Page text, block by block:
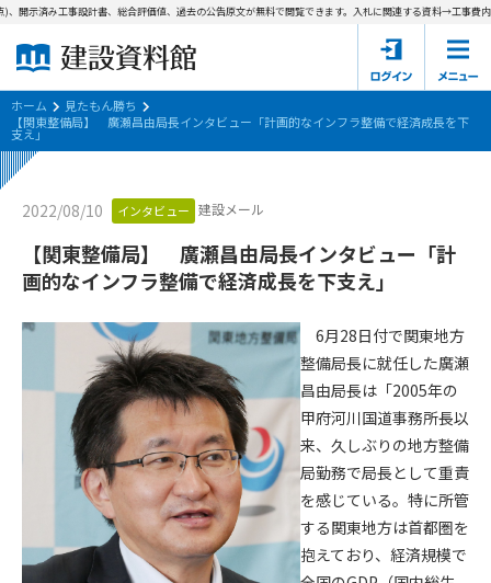
建設資料館とは
東京都の入札資料
国土交通省の入札資料
見たもん勝ち
会員登録について
サポーター会員一覧
会社概要 お問い合わせ
個人情報保護方針
会員規約
済み工事設計書、総合評価値、過去の公告原文が無料で閲覧できます。入札に関連する資料→工事費内訳
ホーム
見たもん勝ち
【関東整備局】 廣瀬昌由局長インタビュー「計画的なインフラ整備で経済成長を下
支え」
2022/08/10 インタビュー 建設メール
【関東整備局】 廣瀬昌由局長インタビュー「計
画的なインフラ整備で経済成長を下支え」
6月28日付で関東地方
整備局長に就任した廣瀬
昌由局長は「2005年の
甲府河川国道事務所長以
来、久しぶりの地方整備
局勤務で局長として重責
を感じている。特に所管
する関東地方は首都圏を
抱えており、経済規模で
第1条（規約の目的）
1. 本規約は、建設資料館が提供するサポーター会あ本員、無料
会員サービスの利用条件等について定めるものです。
2. 管理者が建設資料館WEB上で随時掲載するルールは本規約の
一部を構成するものとします。
第2条（規約の変更）
本規約は、会員の了承を得ることなく、随時変更されることが
あります。変更内容は、建設資料館WEB上に表示した時点で直
ちに全ての会員が了承したものとみなします。
第4条（会員審査および資格の取り消し）
会員とは、本規約を承諾の上、所定の会員申込手続きを完了